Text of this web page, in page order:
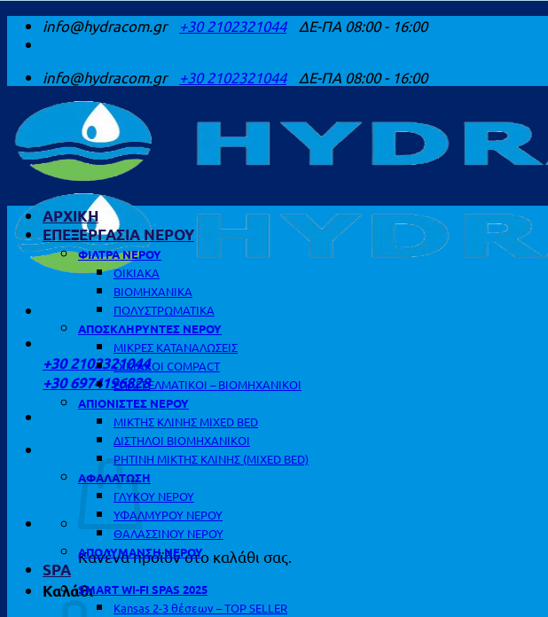
Μετάβαση
στο
info@hydracom.gr +30 2102321044 ΔΕ-ΠΑ 08:00 - 16:00
info@hydracom.gr +30 2102321044 ΔΕ-ΠΑ 08:00 - 16:00
ΚΑΛΕΣΤΕ ΜΑΣ
+30 2102321044
+30 6974196828
Κανένα προϊόν στο καλάθι σας.
Καλάθι
ΑΡΧΙΚΗ
ΕΠΕΞΕΡΓΑΣΙΑ ΝΕΡΟΥ
ΦΙΛΤΡΑ ΝΕΡΟΥ
ΟΙΚΙΑΚΑ
ΒΙΟΜΗΧΑΝΙΚΑ
ΠΟΛΥΣΤΡΩΜΑΤΙΚΑ
ΑΠΟΣΚΛΗΡΥΝΤΕΣ ΝΕΡΟΥ
ΜΙΚΡΕΣ ΚΑΤΑΝΑΛΩΣΕΙΣ
ΟΙΚΙΑΚΟΙ COMPACT
ΕΠΑΓΓΕΛΜΑΤΙΚΟΙ – ΒΙΟΜΗΧΑΝΙΚΟΙ
ΑΠΙΟΝΙΣΤΕΣ ΝΕΡΟΥ
ΜΙΚΤΗΣ ΚΛΙΝΗΣ MIXED BED
ΔΙΣΤΗΛΟΙ ΒΙΟΜΗΧΑΝΙΚΟΙ
ΡΗΤΙΝΗ ΜΙΚΤΗΣ ΚΛΙΝΗΣ (MIXED BED)
ΑΦΑΛΑΤΩΣΗ
ΓΛΥΚΟΥ ΝΕΡΟΥ
ΥΦΑΛΜΥΡΟΥ ΝΕΡΟΥ
ΘΑΛΑΣΣΙΝΟΥ ΝΕΡΟΥ
ΑΠΟΛΥΜΑΝΣΗ ΝΕΡΟΥ
SPA
SMART WI-FI SPAS 2025
Kansas 2-3 θέσεων – TOP SELLER